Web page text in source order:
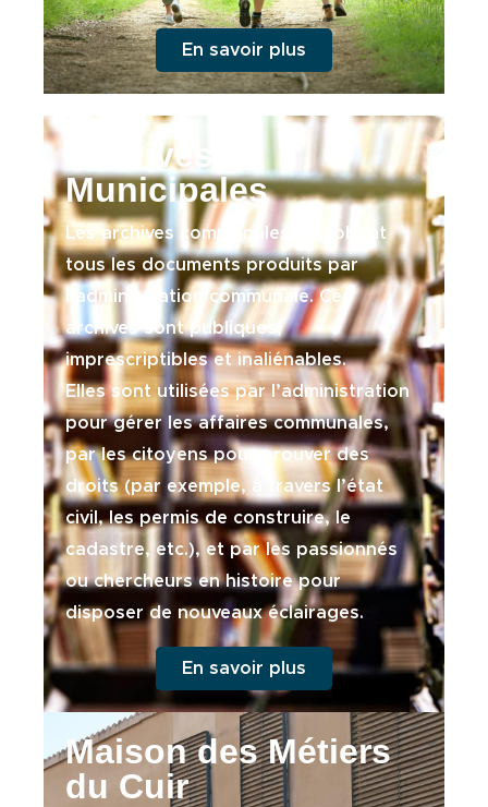
En savoir plus
Archives
Municipales
Les archives communales englobent
tous les documents produits par
l’administration communale. Ces
archives sont publiques,
imprescriptibles et inaliénables.
Elles sont utilisées par l’administration
pour gérer les affaires communales,
par les citoyens pour prouver des
droits (par exemple, à travers l’état
civil, les permis de construire, le
cadastre, etc.), et par les passionnés
ou chercheurs en histoire pour
disposer de nouveaux éclairages.
En savoir plus
Maison des Métiers
du Cuir